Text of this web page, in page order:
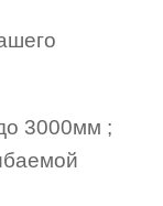
3000мм ;